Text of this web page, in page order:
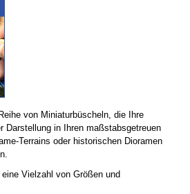
von Miniaturbüscheln, die Ihre
Darstellung in Ihren maßstabsgetreuen
Terrains oder historischen Dioramen
Vielzahl von Größen und